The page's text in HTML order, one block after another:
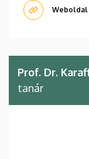
Weboldal
Prof. Dr.
tanár